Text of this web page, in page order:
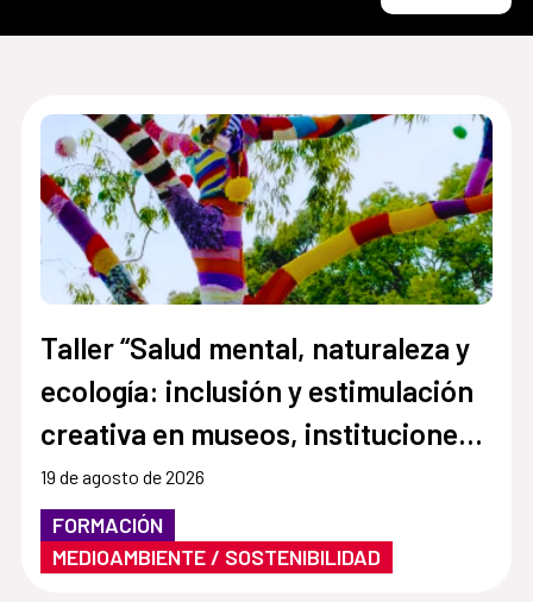
Taller “Salud mental, naturaleza y
ecología: inclusión y estimulación
creativa en museos, instituciones y
centros culturales”
19 de agosto de 2026
FORMACIÓN
MEDIOAMBIENTE / SOSTENIBILIDAD